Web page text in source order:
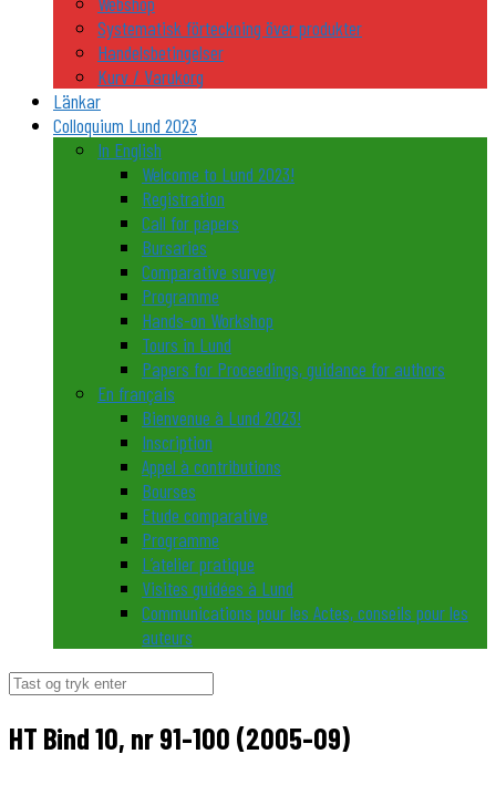
Systematisk förteckning över produkter
Handelsbetingelser
Kurv / Varukorg
Länkar
Colloquium Lund 2023
In English
Welcome to Lund 2023!
Registration
Call for papers
Bursaries
Comparative survey
Programme
Hands-on Workshop
Tours in Lund
Papers for Proceedings, guidance for authors
En français
Bienvenue à Lund 2023!
Inscription
Appel à contributions
Bourses
Etude comparative
Programme
L’atelier pratique
Visites guidées à Lund
Communications pour les Actes, conseils pour les
auteurs
Søg
HT Bind 10, nr 91-100 (2005-09)